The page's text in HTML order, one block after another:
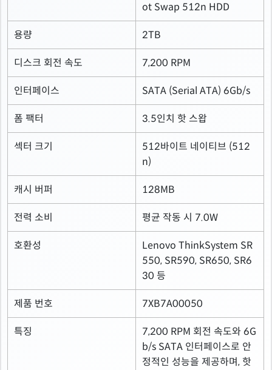
ot Swap 512n HDD
용량 2TB
디스크 회전 속도 7,200 RPM
인터페이스 SATA (Serial ATA) 6Gb/s
폼 팩터 3.5인치 핫 스왑
섹터 크기
512바이트 네이티브 (512
n)
캐시 버퍼 128MB
전력 소비 평균 작동 시 7.0W
호환성
Lenovo ThinkSystem SR
550, SR590, SR650, SR6
30 등
제품 번호 7XB7A00050
특징
7,200 RPM 회전 속도와 6G
b/s SATA 인터페이스로 안
정적인 성능을 제공하며, 핫